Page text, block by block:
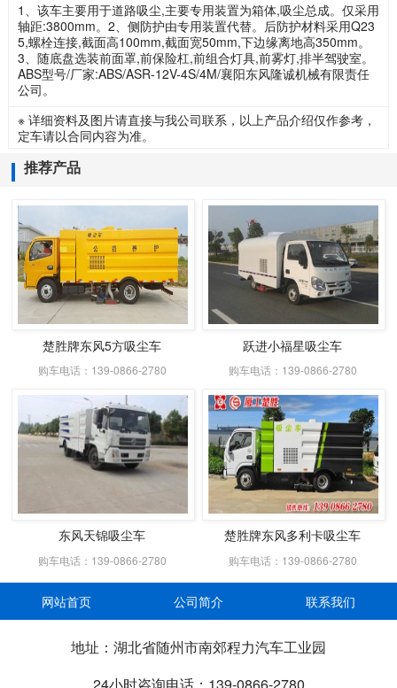
1、该车主要用于道路吸尘,主要专用装置为箱体,吸尘总成。仅采用
轴距:3800mm。2、侧防护由专用装置代替。后防护材料采用Q23
5,螺栓连接,截面高100mm,截面宽50mm,下边缘离地高350mm。
3、随底盘选装前面罩,前保险杠,前组合灯具,前雾灯,排半驾驶室。
ABS型号/厂家:ABS/ASR-12V-4S/4M/襄阳东风隆诚机械有限责任
公司。
※ 详细资料及图片请直接与我公司联系，以上产品介绍仅作参考，
定车请以合同内容为准。
推荐产品
楚胜牌东风5方吸尘车
购车电话：139-0866-2780
跃进小福星吸尘车
购车电话：139-0866-2780
东风天锦吸尘车
购车电话：139-0866-2780
楚胜牌东风多利卡吸尘车
购车电话：139-0866-2780
网站首页 公司简介 联系我们
地址：湖北省随州市南郊程力汽车工业园